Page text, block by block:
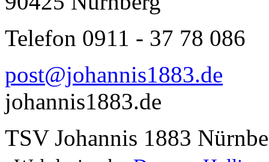
Telefon 0911 - 37 78 086
post@johannis1883.de
johannis1883.de
TSV Johannis 1883